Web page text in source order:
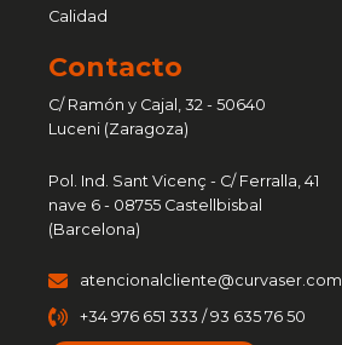
Calidad
Contacto
C/ Ramón y Cajal, 32 - 50640
Luceni (Zaragoza)
Pol. Ind. Sant Vicenç - C/ Ferralla, 41
nave 6 - 08755 Castellbisbal
(Barcelona)
atencionalcliente@curvaser.com
+34 976 651 333 / 93 635 76 50